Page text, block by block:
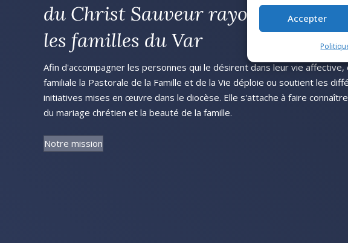
Accepter
du Christ Sauveur rayonne dans
les familles du Var
Afin d'accompagner les personnes qui le désirent dans leur vie affective,
familiale la Pastorale de la Famille et de la Vie déploie ou soutient les
initiatives mises en œuvre dans le diocèse. Elle s'attache à faire
du mariage chrétien et la beauté de la famille.
Notre mission